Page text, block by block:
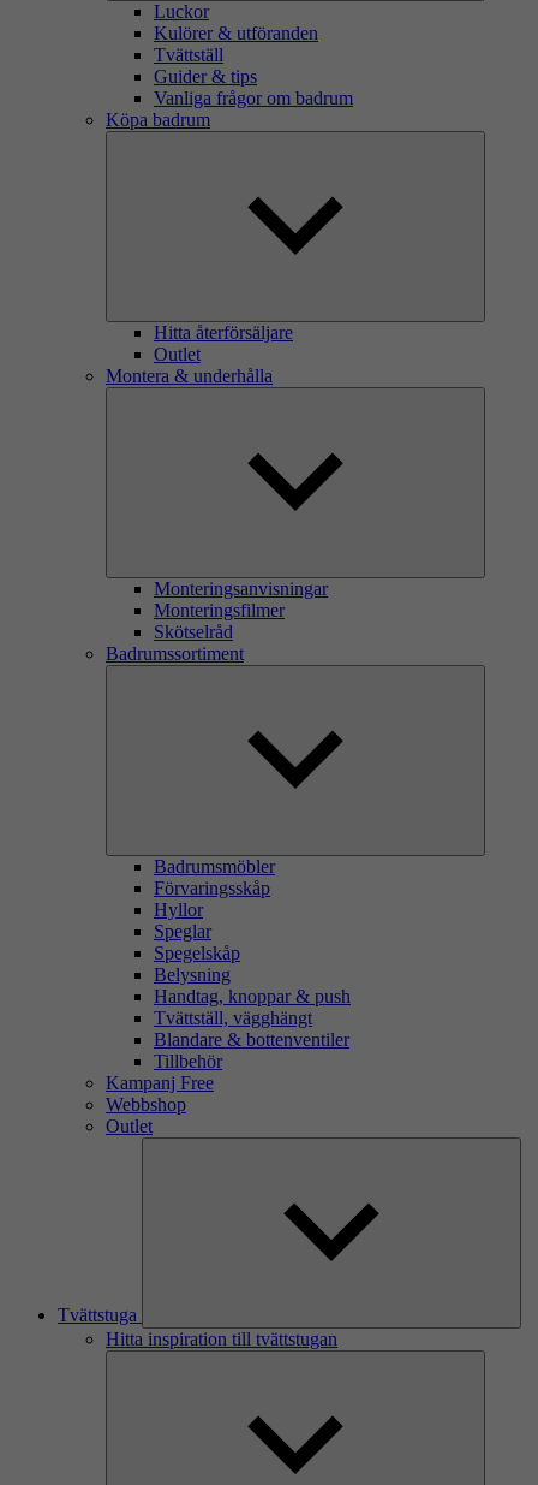
Luckor
Kulörer & utföranden
Tvättställ
Guider & tips
Vanliga frågor om badrum
Köpa badrum
Hitta återförsäljare
Outlet
Montera & underhålla
Monteringsanvisningar
Monteringsfilmer
Skötselråd
Badrumssortiment
Badrumsmöbler
Förvaringsskåp
Hyllor
Speglar
Spegelskåp
Belysning
Handtag, knoppar & push
Tvättställ, vägghängt
Blandare & bottenventiler
Tillbehör
Kampanj Free
Webbshop
Outlet
Tvättstuga
Hitta inspiration till tvättstugan